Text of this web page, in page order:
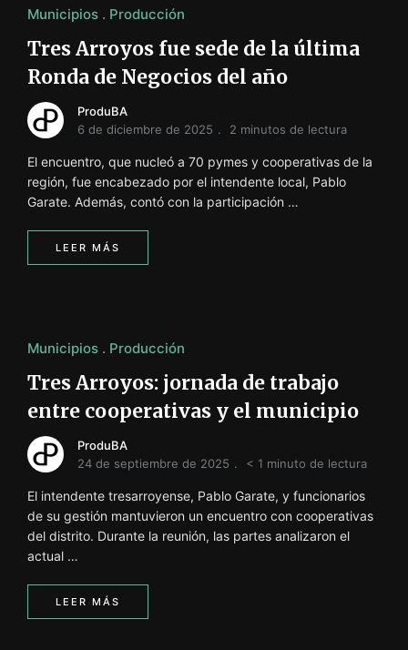
Municipios Producción
Tres Arroyos fue sede de la última
Ronda de Negocios del año
ProduBA
6 de diciembre de 2025
2 minutos de lectura
El encuentro, que nucleó a 70 pymes y cooperativas de la
región, fue encabezado por el intendente local, Pablo
Garate. Además, contó con la participación …
LEER MÁS
Municipios Producción
Tres Arroyos: jornada de trabajo
entre cooperativas y el municipio
ProduBA
24 de septiembre de 2025
< 1 minuto de lectura
El intendente tresarroyense, Pablo Garate, y funcionarios
de su gestión mantuvieron un encuentro con cooperativas
del distrito. Durante la reunión, las partes analizaron el
actual …
LEER MÁS